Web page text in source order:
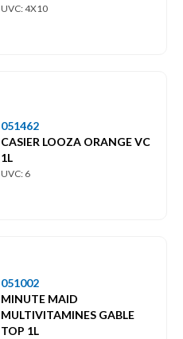
UVC: 4X10
051462
CASIER LOOZA ORANGE VC
1L
UVC: 6
051002
MINUTE MAID
MULTIVITAMINES GABLE
TOP 1L